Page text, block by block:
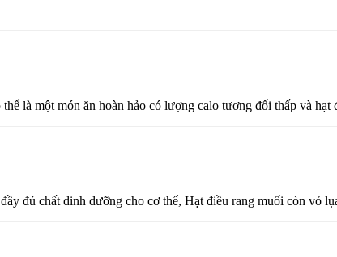
là một món ăn hoàn hảo có lượng calo tương đối thấp và
đủ chất dinh dưỡng cho cơ thể, Hạt điều rang muối còn vỏ